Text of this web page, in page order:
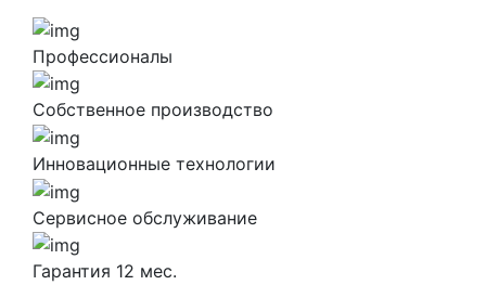
Профессионалы
Собственное производство
Инновационные технологии
Сервисное обслуживание
Гарантия 12 мес.